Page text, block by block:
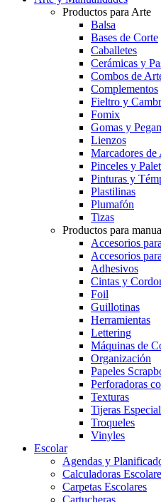
Productos para Arte
Balsa
Bases de Corte
Caballetes
Cerámicas y
Combos de
Complementos
Fieltro y
Fomix
Gomas y
Lienzos
Marcadores de
Pinceles y
Pinturas y
Plastilinas
Plumafón
Tizas
Productos para
Accesorios
Accesorios
Adhesivos
Cintas y
Foil
Guillotinas
Herramientas
Lettering
Máquinas de
Organización
Papeles
Perforadoras
Texturas
Tijeras
Troqueles
Vinyles
Escolar
Agendas y
Calculadoras
Carpetas Escolares
Cartucheras